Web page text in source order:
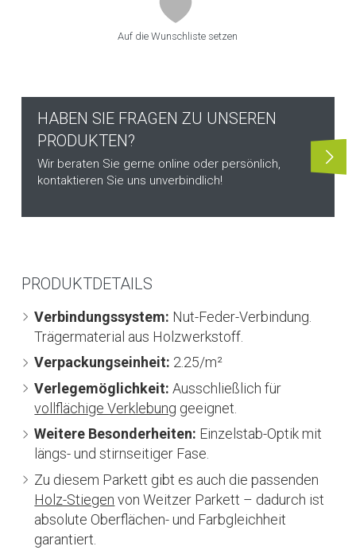
Auf die Wunschliste setzen
HABEN SIE FRAGEN ZU UNSEREN
PRODUKTEN?
Wir beraten Sie gerne online oder persönlich,
kontaktieren Sie uns unverbindlich!
PRODUKTDETAILS
Verbindungssystem: Nut-Feder-Verbindung.
Trägermaterial aus Holzwerkstoff.
Verpackungseinheit: 2.25/m²
Verlegemöglichkeit: Ausschließlich für
vollflächige Verklebung geeignet.
Weitere Besonderheiten: Einzelstab-Optik mit
längs- und stirnseitiger Fase.
Zu diesem Parkett gibt es auch die passenden
Holz-Stiegen von Weitzer Parkett – dadurch ist
absolute Oberflächen- und Farbgleichheit
garantiert.